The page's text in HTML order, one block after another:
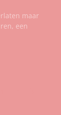
maar
een